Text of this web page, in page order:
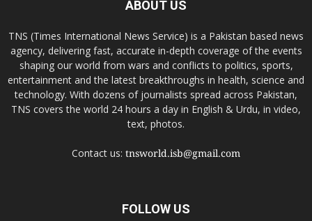
ABOUT US
TNS (Times International News Service) is a Pakistan based news
agency, delivering fast, accurate in-depth coverage of the events
shaping our world from wars and conflicts to politics, sports,
entertainment and the latest breakthroughs in health, science and
technology. With dozens of journalists spread across Pakistan,
TNS covers the world 24 hours a day in English & Urdu, in video,
text, photos.
Contact us: tnsworld.isb@gmail.com
FOLLOW US